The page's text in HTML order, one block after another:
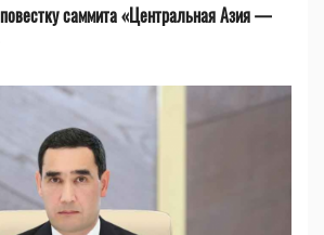
саммита «Центральная Азия —